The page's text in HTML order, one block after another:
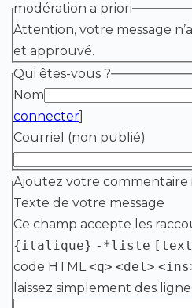
modération a priori
Attention, votre message
et approuvé.
Qui êtes-vous ?
Nom
connecter]
Courriel (non publié)
Ajoutez votre commentaire
Texte de votre message
Ce champ accepte les
{italique} -*liste
code HTML<q> <del>
laissez simplement des